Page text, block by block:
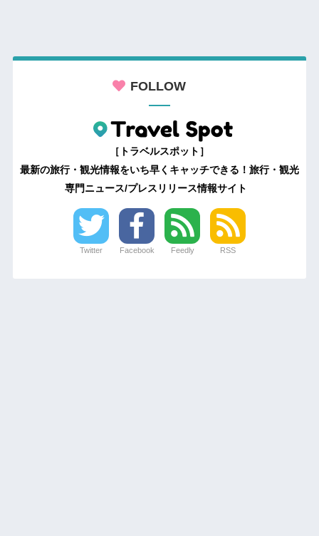
FOLLOW
［トラベルスポット］
最新の旅行・観光情報をいち早くキャッチできる！旅行・観光
専門ニュース/プレスリリース情報サイト
Twitter Facebook Feedly RSS